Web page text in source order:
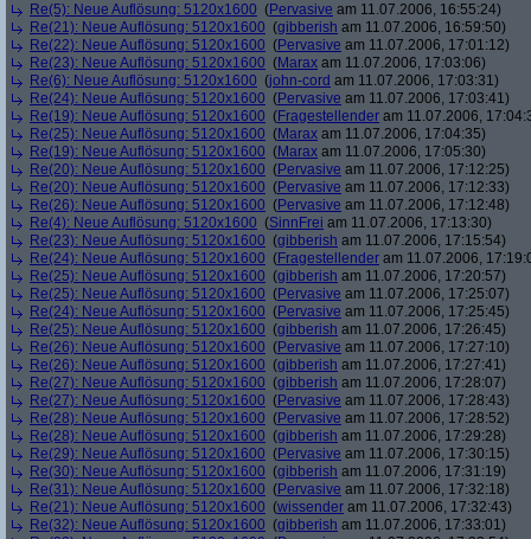
Re(5): Neue Auflösung: 5120x1600 (Pervasive am 11.07.2006, 16:55:24)
Re(21): Neue Auflösung: 5120x1600 (gibberish am 11.07.2006, 16:59:50)
Re(22): Neue Auflösung: 5120x1600 (Pervasive am 11.07.2006, 17:01:12)
Re(23): Neue Auflösung: 5120x1600 (Marax am 11.07.2006, 17:03:06)
Re(6): Neue Auflösung: 5120x1600 (john-cord am 11.07.2006, 17:03:31)
Re(24): Neue Auflösung: 5120x1600 (Pervasive am 11.07.2006, 17:03:41)
Re(19): Neue Auflösung: 5120x1600 (Fragestellender am 11.07.2006,
Re(25): Neue Auflösung: 5120x1600 (Marax am 11.07.2006, 17:04:35)
Re(19): Neue Auflösung: 5120x1600 (Marax am 11.07.2006, 17:05:30)
Re(20): Neue Auflösung: 5120x1600 (Pervasive am 11.07.2006, 17:12:25)
Re(20): Neue Auflösung: 5120x1600 (Pervasive am 11.07.2006, 17:12:33)
Re(26): Neue Auflösung: 5120x1600 (Pervasive am 11.07.2006, 17:12:48)
Re(4): Neue Auflösung: 5120x1600 (SinnFrei am 11.07.2006, 17:13:30)
Re(23): Neue Auflösung: 5120x1600 (gibberish am 11.07.2006, 17:15:54)
Re(24): Neue Auflösung: 5120x1600 (Fragestellender am 11.07.2006,
Re(25): Neue Auflösung: 5120x1600 (gibberish am 11.07.2006, 17:20:57)
Re(25): Neue Auflösung: 5120x1600 (Pervasive am 11.07.2006, 17:25:07)
Re(24): Neue Auflösung: 5120x1600 (Pervasive am 11.07.2006, 17:25:45)
Re(25): Neue Auflösung: 5120x1600 (gibberish am 11.07.2006, 17:26:45)
Re(26): Neue Auflösung: 5120x1600 (Pervasive am 11.07.2006, 17:27:10)
Re(26): Neue Auflösung: 5120x1600 (gibberish am 11.07.2006, 17:27:41)
Re(27): Neue Auflösung: 5120x1600 (gibberish am 11.07.2006, 17:28:07)
Re(27): Neue Auflösung: 5120x1600 (Pervasive am 11.07.2006, 17:28:43)
Re(28): Neue Auflösung: 5120x1600 (Pervasive am 11.07.2006, 17:28:52)
Re(28): Neue Auflösung: 5120x1600 (gibberish am 11.07.2006, 17:29:28)
Re(29): Neue Auflösung: 5120x1600 (Pervasive am 11.07.2006, 17:30:15)
Re(30): Neue Auflösung: 5120x1600 (gibberish am 11.07.2006, 17:31:19)
Re(31): Neue Auflösung: 5120x1600 (Pervasive am 11.07.2006, 17:32:18)
Re(21): Neue Auflösung: 5120x1600 (wissender am 11.07.2006, 17:32:43)
Re(32): Neue Auflösung: 5120x1600 (gibberish am 11.07.2006, 17:33:01)